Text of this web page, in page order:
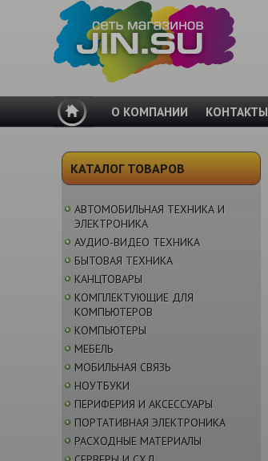
О КОМПАНИИ КОНТАКТЫ
КАТАЛОГ ТОВАРОВ
АВТОМОБИЛЬНАЯ ТЕХНИКА И
ЭЛЕКТРОНИКА
АУДИО-ВИДЕО ТЕХНИКА
БЫТОВАЯ ТЕХНИКА
КАНЦТОВАРЫ
КОМПЛЕКТУЮЩИЕ ДЛЯ
КОМПЬЮТЕРОВ
КОМПЬЮТЕРЫ
МЕБЕЛЬ
МОБИЛЬНАЯ СВЯЗЬ
НОУТБУКИ
ПЕРИФЕРИЯ И АКСЕССУАРЫ
ПОРТАТИВНАЯ ЭЛЕКТРОНИКА
РАСХОДНЫЕ МАТЕРИАЛЫ